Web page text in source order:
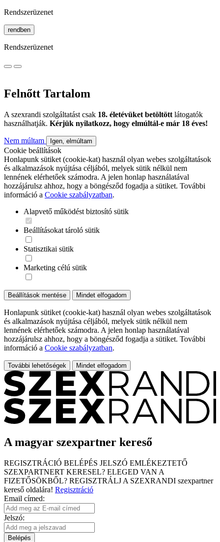
Rendszerüzenet
rendben
Rendszerüzenet
Felnőtt Tartalom
A szexrandi szolgáltatást csak 18. életévüket betöltött látogatók
használhatják. Kérjük nyilatkozz, hogy elmúltál-e már 18 éves!
Nem múltam Igen, elmúltam
Cookie beállítások
Honlapunk sütiket (cookie-kat) használ olyan webes szolgáltatások
és alkalmazások nyújtása céljából, melyek sütik nélkül nem
lennének elérhetőek számodra. A jelen honlap használatával
hozzájárulsz ahhoz, hogy a böngésződ fogadja a sütiket. További
információ a Cookie szabályzatban.
Alapvető működést biztosító sütik
Beállításokat tároló sütik
Statisztikai sütik
Marketing célú sütik
Beállítások mentése Mindet elfogadom
Honlapunk sütiket (cookie-kat) használ olyan webes szolgáltatások
és alkalmazások nyújtása céljából, melyek sütik nélkül nem
lennének elérhetőek számodra. A jelen honlap használatával
hozzájárulsz ahhoz, hogy a böngésződ fogadja a sütiket. További
információ a Cookie szabályzatban.
További lehetőségek Mindet elfogadom
A magyar szexpartner kereső
REGISZTRÁCIÓ BELÉPÉS JELSZÓ EMLÉKEZTETŐ
SZEXPARTNERT KERESEL? ELEGED VAN A
FIZETŐSÖKBŐL? REGISZTRÁLJ A SZEXRANDI szexpartner
kereső oldalára! Regisztráció
Email címed:
Jelszó:
Belépés